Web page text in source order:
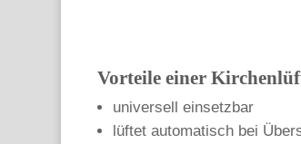
Vorteile einer
universell einsetzbar
lüftet automatisch bei